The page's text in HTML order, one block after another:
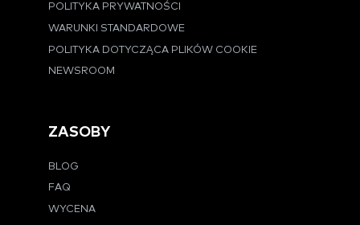
POLITYKA PRYWATNOŚCI
WARUNKI STANDARDOWE
POLITYKA DOTYCZĄCA PLIKÓW COOKIE
NEWSROOM
ZASOBY
BLOG
FAQ
WYCENA